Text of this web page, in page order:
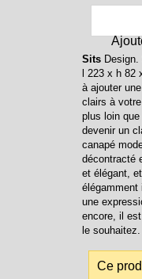
SitsDesign.
l 223 x h
à ajouter
clairs à
plus loin
devenir un
canapé
décontracté
et élégant,
élégamment
une
encore, il
le
Ce